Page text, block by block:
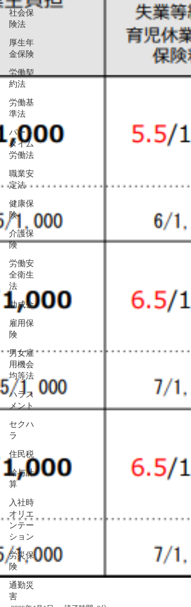
社会保
険法
厚生年
金保険
労働契
約法
労働基
準法
パート
タイム
労働法
職業安
定法
健康保
険
介護保
険
労働安
全衛生
法
助成金
雇用保
険
男女雇
用機会
均等法
ハラス
メント
セクハ
ラ
住民税
給与計
算
入社時
オリエ
ンテー
ション
労災保
険
通勤災
害